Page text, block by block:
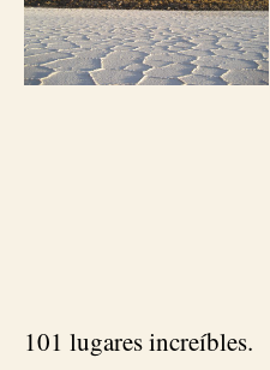
101 lugares increíbles.